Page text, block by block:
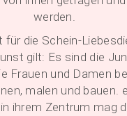
werden.
für die Schein-
gilt: Es sind die
Frauen und Damen
malen und bauen.
ihrem Zentrum mag